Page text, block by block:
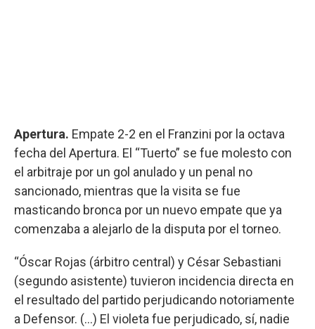
Apertura. Empate 2-2 en el Franzini por la octava
fecha del Apertura. El “Tuerto” se fue molesto con
el arbitraje por un gol anulado y un penal no
sancionado, mientras que la visita se fue
masticando bronca por un nuevo empate que ya
comenzaba a alejarlo de la disputa por el torneo.
“Óscar Rojas (árbitro central) y César Sebastiani
(segundo asistente) tuvieron incidencia directa en
el resultado del partido perjudicando notoriamente
a Defensor. (...) El violeta fue perjudicado, sí, nadie